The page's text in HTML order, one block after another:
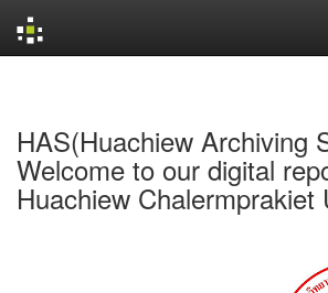
HAS(Huachiew Archiving
Welcome to our digital
Huachiew Chalermprakiet